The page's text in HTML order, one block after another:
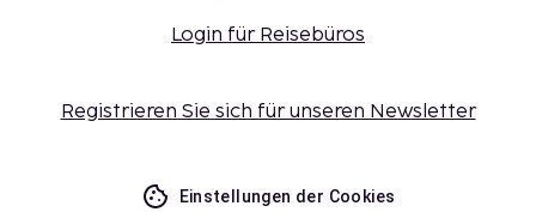
Login für Reisebüros
Registrieren Sie sich für unseren Newsletter
Einstellungen der Cookies